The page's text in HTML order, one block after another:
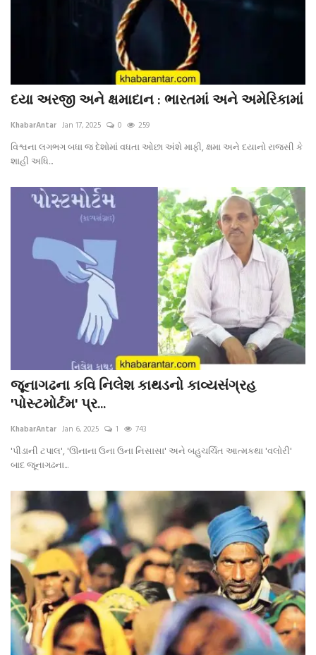
દયા અરજી અને ક્ષમાદાન : ભારતમાં અને અમેરિકામાં
KhabarAntar Jan 17, 2025 0 259
વિશ્વના લગભગ બધા જ દેશોમાં વધતા ઓછા અંશે માફી, ક્ષમા અને દયાનો રાજસી કે
શાહી અધિ...
જૂનાગઢના કવિ નિલેશ કાથડનો કાવ્યસંગ્રહ
'પોસ્ટમોર્ટમ' પ્ર...
KhabarAntar Jan 6, 2025 1 743
'પીડાની ટપાલ', 'ઊનાના ઉના ઉના નિસાસા' અને બહુચર્ચિત આત્મકથા 'વલોરી'
બાદ જૂનાગઢના...